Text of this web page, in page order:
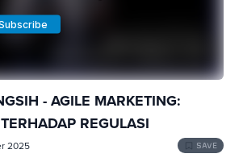
- AGILE MARKETING:
REGULASI
2025 SAVE